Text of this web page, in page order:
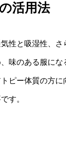
活用法
性と吸湿性、
味のある服に
ピー体質の方
す。